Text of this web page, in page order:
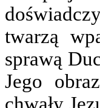
twarzą
sprawą
Jego